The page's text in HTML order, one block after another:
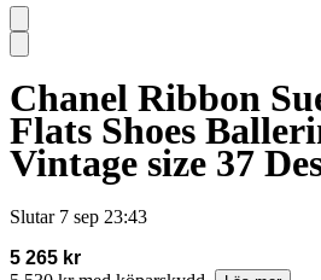
Chanel Ribbon
Flats Shoes
Vintage size 37
Slutar 7 sep 23:43
5 265 kr